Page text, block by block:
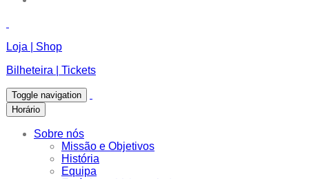
Loja | Shop
Bilheteira | Tickets
Toggle navigation
Horário
Sobre nós
Missão e Objetivos
História
Equipa